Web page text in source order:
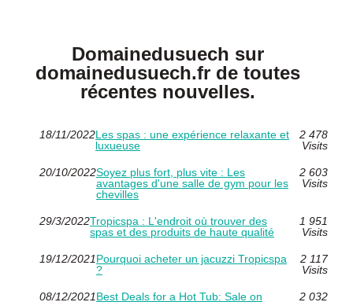
Domainedusuech sur
domainedusuech.fr de toutes
récentes nouvelles.
18/11/2022Les spas : une expérience relaxante et
luxueuse
2 478
Visits
20/10/2022Soyez plus fort, plus vite : Les
avantages d'une salle de gym pour les
chevilles
2 603
Visits
29/3/2022Tropicspa : L'endroit où trouver des
spas et des produits de haute qualité
1 951
Visits
19/12/2021Pourquoi acheter un jacuzzi Tropicspa
?
2 117
Visits
08/12/2021Best Deals for a Hot Tub: Sale on
2 032